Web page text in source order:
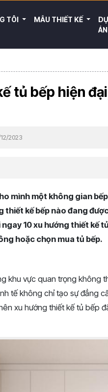
TÔI MẪU THIẾT KẾ
ÁN
tủ bếp hiện
2023
mình một không gian
kế bếp nào đang
10 xu hướng thiết kế
hoặc chọn mua tủ bếp.
khu vực quan trọng không
tế không chỉ tạo sự đẳng
xu hướng thiết kế tủ bếp